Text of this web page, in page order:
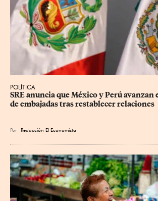
POLÍTICA
SRE anuncia que México y Perú
de embajadas tras restablecer relaciones
Por Redacción El Economista